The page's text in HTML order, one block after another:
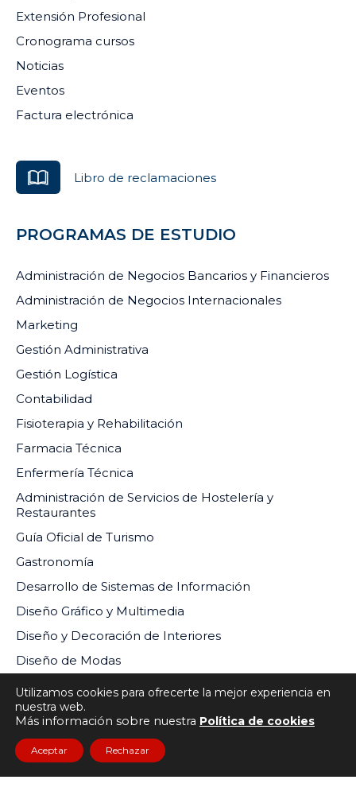
Extensión Profesional
Cronograma cursos
Noticias
Eventos
Factura electrónica
Libro de reclamaciones
PROGRAMAS DE ESTUDIO
Administración de Negocios Bancarios y Financieros
Administración de Negocios Internacionales
Marketing
Gestión Administrativa
Gestión Logística
Contabilidad
Fisioterapia y Rehabilitación
Farmacia Técnica
Enfermería Técnica
Administración de Servicios de Hostelería y
Restaurantes
Guía Oficial de Turismo
Gastronomía
Desarrollo de Sistemas de Información
Diseño Gráfico y Multimedia
Diseño y Decoración de Interiores
Diseño de Modas
INSTITUTO DE EDUCACIÓN SUPERIOR PRIVADO DEL
SUR RM-073-2024-MINEDU
Todos los derechos reservados
Utilizamos cookies para ofrecerte la mejor experiencia en
nuestra web.
Más información sobre nuestra Política de cookies
Aceptar Rechazar